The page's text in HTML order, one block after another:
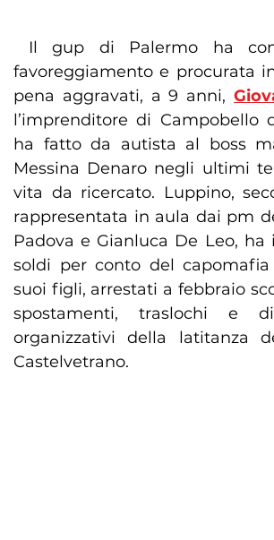
Il gup di Palermo ha
favoreggiamento e procurata
pena aggravati, a 9 anni,
l’imprenditore di Campobello
ha fatto da autista al boss
Messina Denaro negli ultimi
vita da ricercato. Luppino,
rappresentata in aula dai pm
Padova e Gianluca De Leo,
soldi per conto del
suoi figli, arrestati a febbraio
spostamenti, traslochi e
organizzativi della latitanza
Castelvetrano.